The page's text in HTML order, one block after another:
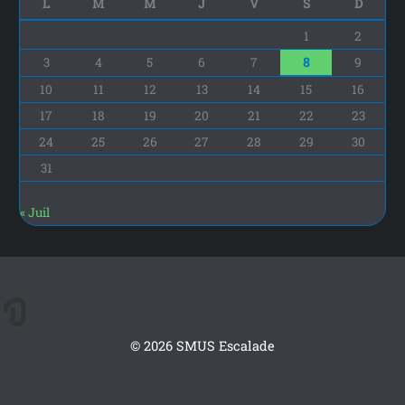
L M M J V S
D
1
2
3
4 5 6 7 8
9
10
11 12 13 14 15
16
17
18 19 20 21 22
23
24
25 26 27 28 29
30
31
« Juil
© 2026 SMUS Escalade